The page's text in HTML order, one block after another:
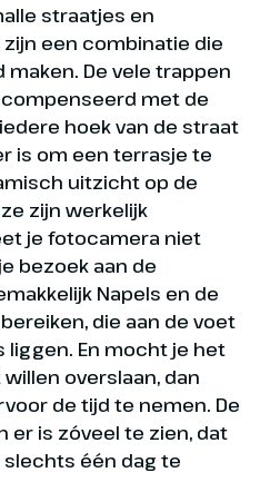
straatjes en
een combinatie die
De vele trappen
met de
hoek van de straat
is om een terrasje te
uitzicht op de
zijn werkelijk
je fotocamera niet
bezoek aan de
Napels en de
die aan de voet
liggen. En mocht je het
overslaan, dan
de tijd te nemen. De
er is zóveel te zien, dat
één dag te